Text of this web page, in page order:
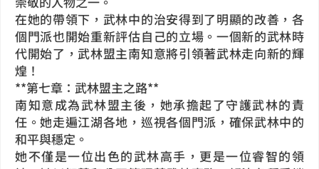
在她的帶領下，武林中的治安得到了明顯的改善，各
個門派也開始重新評估自己的立場。一個新的武林時
代開始了，武林盟主南知意將引領著武林走向新的輝
煌！
**第七章：武林盟主之路**
南知意成為武林盟主後，她承擔起了守護武林的責
任。她走遍江湖各地，巡視各個門派，確保武林中的
和平與穩定。
她不僅是一位出色的武林高手，更是一位睿智的領